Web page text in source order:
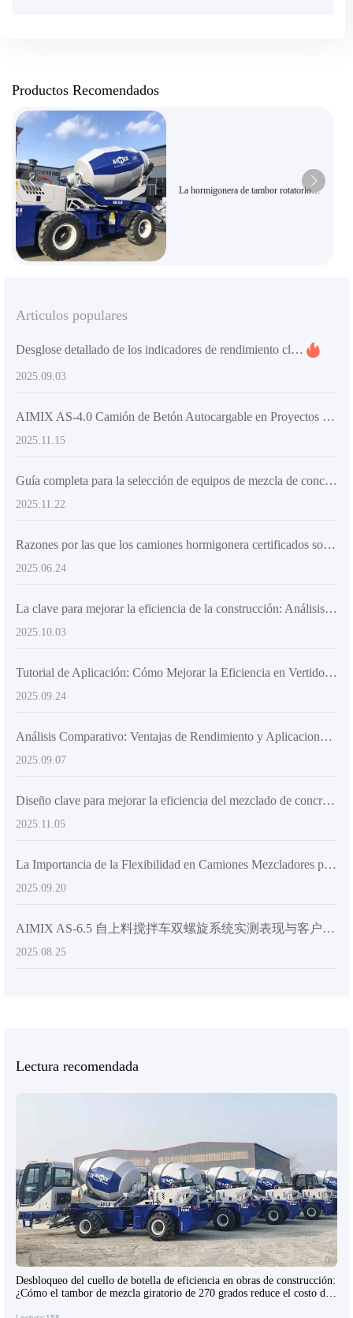
Productos Recomendados
La hormigonera de tambor rotatorio
Articulos populares
Desglose detallado de los indicadores de rendimiento clave de equipos de mezcla de concreto y requisitos de certificación de calidad para el mercado de exportación
2025.09.03
AIMIX AS-4.0 Camión de Betón Autocargable en Proyectos de Construcción y Carreteras
2025.11.15
Guía completa para la selección de equipos de mezcla de concreto para casas rurales autoconstruidas: Guía práctica para mejorar la eficiencia de la construcción
2025.11.22
Razones por las que los camiones hormigonera certificados son populares en los mercados extranjeros
2025.06.24
La clave para mejorar la eficiencia de la construcción: Análisis completo del diseño de alta flexibilidad de los camiones mezcladores
2025.10.03
Tutorial de Aplicación: Cómo Mejorar la Eficiencia en Vertidos con el Tambor Mezclador Giratorio de 270°
2025.09.24
Análisis Comparativo: Ventajas de Rendimiento y Aplicaciones de Camiones Mezcladores de Concreto con Carga Automática frente a Equipos Tradicionales
2025.09.07
Diseño clave para mejorar la eficiencia del mezclado de concreto: Principios estructurales y aplicaciones prácticas
2025.11.05
La Importancia de la Flexibilidad en Camiones Mezcladores para la Remodelación de Barrios Antiguos Urbanos: Experiencias Prácticas en Obra
2025.09.20
AIMIX AS-6.5 自上料搅拌车双螺旋系统实测表现与客户反馈汇总
2025.08.25
Lectura recomendada
Desbloqueo del cuello de botella de eficiencia en obras de construcción:
¿Cómo el tambor de mezcla giratorio de 270 grados reduce el costo de